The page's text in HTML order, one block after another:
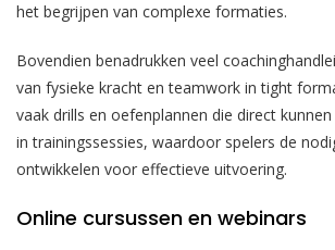
het begrijpen van complexe formaties.
Bovendien benadrukken veel
van fysieke kracht en teamwork in tight
vaak drills en oefenplannen die direct
in trainingssessies, waardoor spelers de
ontwikkelen voor effectieve uitvoering.
Online cursussen en webinars